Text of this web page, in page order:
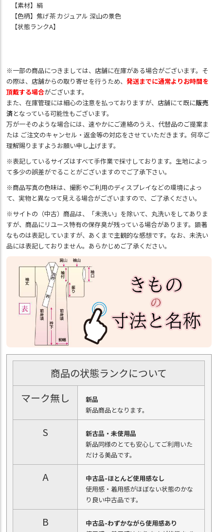
【素材】絹
【色柄】焦げ茶 カジュアル 深山の景色
【状態ランクA】
※一部の商品につきましては、店舗に在庫がある場合がございます。そ
の際は、店舗からの取り寄せを行うため、発送までに通常よりお時間を
頂戴する場合がございます。
また、在庫管理には細心の注意を払っておりますが、店舗にて既に販売
済となっている可能性もございます。
万が一そのような場合には、速やかにご連絡のうえ、代替品のご提案ま
たは ご注文のキャンセル・返金等の対応をさせていただきます。何卒ご
理解賜りますようお願い申し上げます。
※表記しているサイズはすべて手作業で採寸しております。生地によっ
て多少の誤差がでることがございますのでご了承下さい。
※商品写真の色味は、撮影やご利用のディスプレイなどの環境によっ
て、実物と異なって見える場合がございますので、ご了承ください。
※サイトの（中古）商品は、「未洗い」を除いて、丸洗いをしてありま
すが、商品にリユース特有の保存臭が残っている場合があります。顕著
なものは表記していますが、あくまで主観的な感想です。なお、未洗い
品には表記しておりません。あらかじめご了承ください。
商品の状態ランクについて
マーク無し
新品
新品商品となります。
S
新古品・未使用品
新品同様のとても安心してご利用いた
だける美品です。
A
中古品-ほとんど使用感なし
使用感・着用感がほぼない状態のかな
り良い中古品です。
B
中古品-わずかながら使用感あり